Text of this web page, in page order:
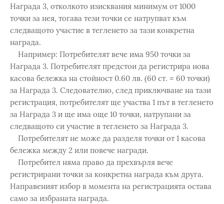
Награда 3, отколкото изисквания минимум от 1000
точки за нея, тогава тези точки се натрупват към
следващото участие в тегленето за тази конкретна
награда.
Например: Потребителят вече има 950 точки за
Награда 3. Потребителят предстои да регистрира нова
касова бележка на стойност 0.60 лв. (60 ст. = 60 точки)
за Награда 3. Следователно, след приключване на тази
регистрация, потребителят ще участва 1 път в тегленето
за Награда 3 и ще има още 10 точки, натрупани за
следващото си участие в тегленето за Награда 3.
Потребителят не може да разделя точки от 1 касова
бележка между 2 или повече награди.
Потребител няма право да прехвърля вече
регистрирани точки за конкретна награда към друга.
Направеният избор в момента на регистрацията остава
само за избраната награда.